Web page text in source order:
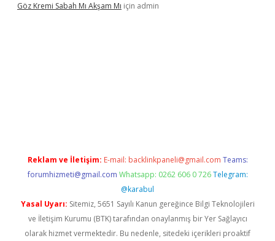
Göz Kremi Sabah Mı Akşam Mı için admin
Reklam ve İletişim: E-mail: backlinkpaneli@gmail.com Teams:
forumhizmeti@gmail.com Whatsapp: 0262 606 0 726 Telegram:
@karabul
Yasal Uyarı: Sitemiz, 5651 Sayılı Kanun gereğince Bilgi Teknolojileri
ve İletişim Kurumu (BTK) tarafından onaylanmış bir Yer Sağlayıcı
olarak hizmet vermektedir. Bu nedenle, sitedeki içerikleri proaktif